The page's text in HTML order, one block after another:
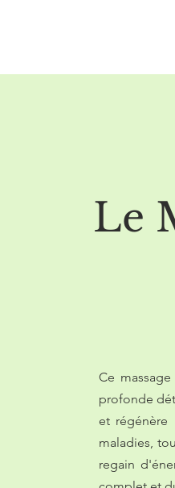
Le
Ce
profonde
et régénère
maladies,
regain